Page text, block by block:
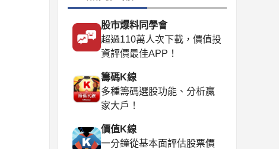
股市爆料同學會
超過110萬人次下載，價值投
資評價最佳APP！
籌碼K線
多種籌碼選股功能、分析贏
家大戶！
價值K線
一分鐘從基本面評估股票價